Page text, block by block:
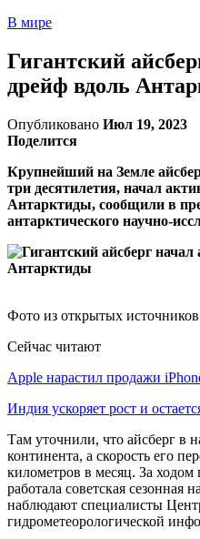
В мире
Гигантский
дрейф вдоль
Опубликовано Июл 19, 2023
Поделится
Крупнейший на Земле
три десятилетия, начал
Антарктиды, сообщили в
антарктического научно-
Фото из открытых
Сейчас читают
Apple нарастил продажи
Индия ускоряет рост и
Там уточнили, что айсберг в
континента, а скорость его
километров в месяц. За ходом
работала советская сезонная
наблюдают специалисты
гидрометеорологической